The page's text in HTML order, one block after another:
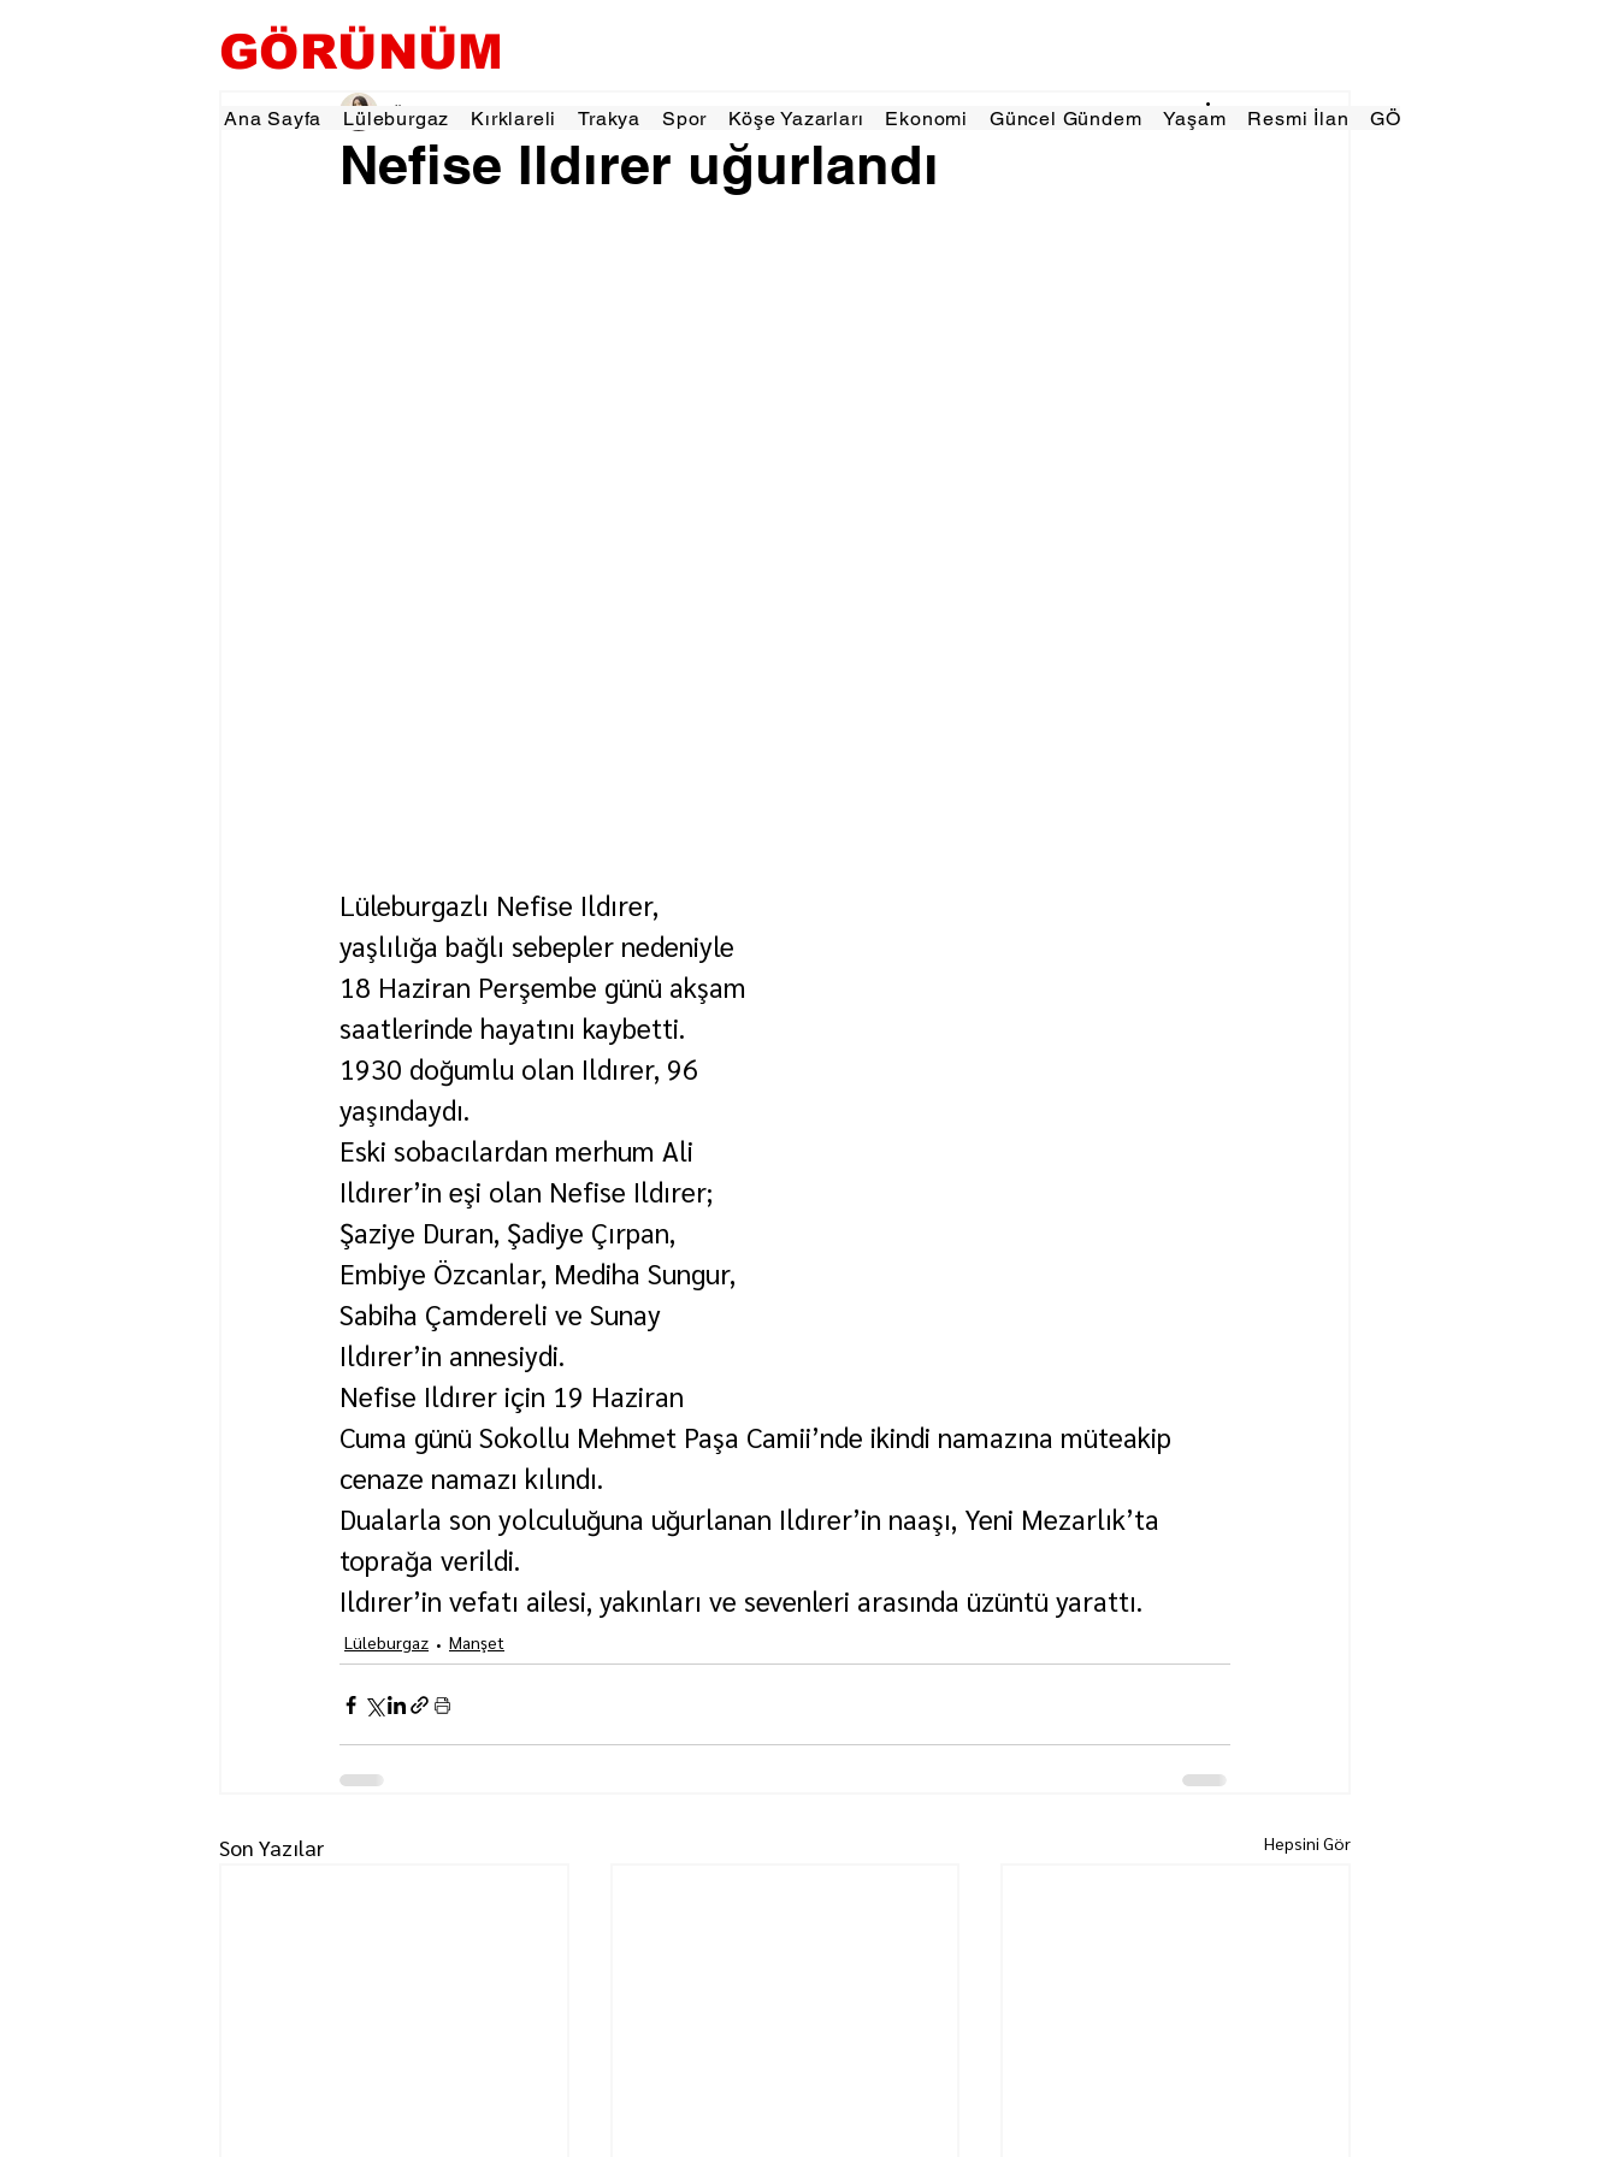
GÖRÜNÜM
Ana Sayfa Lüleburgaz Kırklareli Trakya Spor Köşe Yazarları Ekonomi Güncel Gündem Yaşam Resmi İlan GÖRÜNÜMTV
Nefise Ildırer uğurlandı
Özlem KARAKOYUN 22 Haz1 dakikada okunur
Lüleburgazlı Nefise Ildırer,
yaşlılığa bağlı sebepler nedeniyle
18 Haziran Perşembe günü akşam
saatlerinde hayatını kaybetti.
1930 doğumlu olan Ildırer, 96
yaşındaydı.
Eski sobacılardan merhum Ali
Ildırer’in eşi olan Nefise Ildırer;
Şaziye Duran, Şadiye Çırpan,
Embiye Özcanlar, Mediha Sungur,
Sabiha Çamdereli ve Sunay
Ildırer’in annesiydi.
Nefise Ildırer için 19 Haziran
Cuma günü Sokollu Mehmet Paşa Camii’nde ikindi namazına müteakip
cenaze namazı kılındı.
Dualarla son yolculuğuna uğurlanan Ildırer’in naaşı, Yeni Mezarlık’ta
toprağa verildi.
Ildırer’in vefatı ailesi, yakınları ve sevenleri arasında üzüntü yarattı.
Lüleburgaz Manşet
Son Yazılar Hepsini Gör